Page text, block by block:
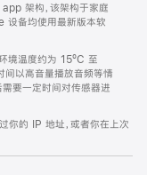
架构，该架构于家庭
设备均使用最新版本软
境温度约为 15ºC 至
以高音量播放音频等情
要一定时间对传感器进
你的 IP 地址，或者你在上次